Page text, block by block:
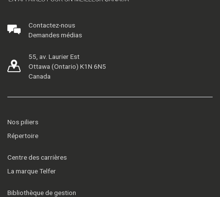
Contactez-nous
Demandes médias
55, av. Laurier Est
Ottawa (Ontario) K1N 6N5
Canada
Nos piliers
Répertoire
Centre des carrières
La marque Telfer
Bibliothèque de gestion